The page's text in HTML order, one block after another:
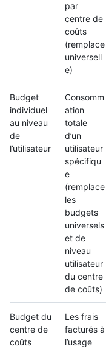
par
centre de
coûts
(remplace
universell
e)
Budget
individuel
au niveau
de
l’utilisateur
Consomm
ation
totale
d’un
utilisateur
spécifiqu
e
(remplace
les
budgets
universels
et de
niveau
utilisateur
du centre
de coûts)
Budget du
centre de
coûts
Les frais
facturés à
l’usage